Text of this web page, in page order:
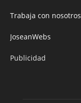
Trabaja con nosotros
JoseanWebs
Publicidad